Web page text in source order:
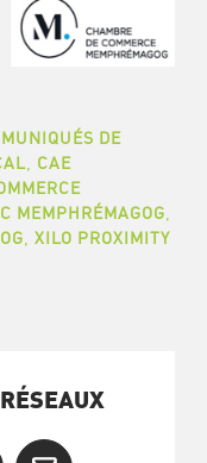
DE
CAE
MEMPHRÉMAGOG
XILO PROXIMITY